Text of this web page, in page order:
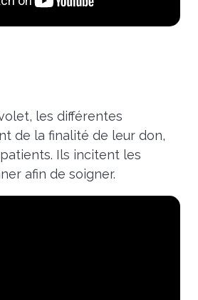
les différentes
de la finalité de leur don,
Ils incitent les
afin de soigner.